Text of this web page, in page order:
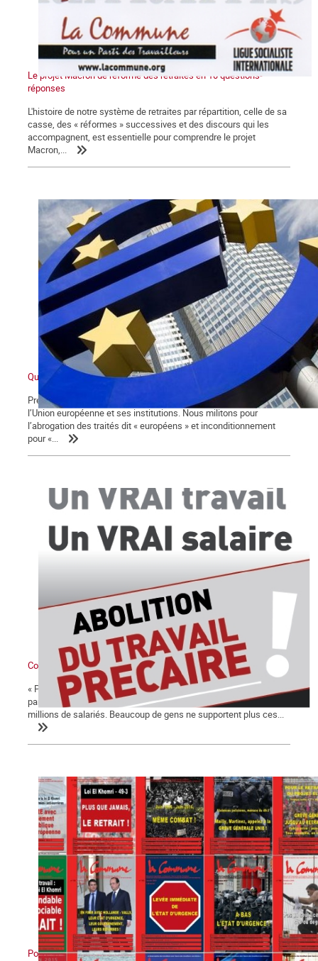
Le projet Macron de réforme des retraites en 10 questions-
réponses
L'histoire de notre système de retraites par répartition, celle de sa
casse, des « réformes » successives et des discours qui les
accompagnent, est essentielle pour comprendre le projet
Macron,...
Qu’est-ce que l’Union européenne ?
Première partie Nous sommes partisans de la rupture avec
l’Union européenne et ses institutions. Nous militons pour
l’abrogation des traités dit « européens » et inconditionnement
pour «...
Comment naît le besoin d’un parti des travailleurs
« Personne ne nous représente ». Cet ouvrier de Roubaix sollicité
par le Point 1 à propos des élections exprime la sensation de
millions de salariés. Beaucoup de gens ne supportent plus ces...
Pourquoi militer avec La Commune ?